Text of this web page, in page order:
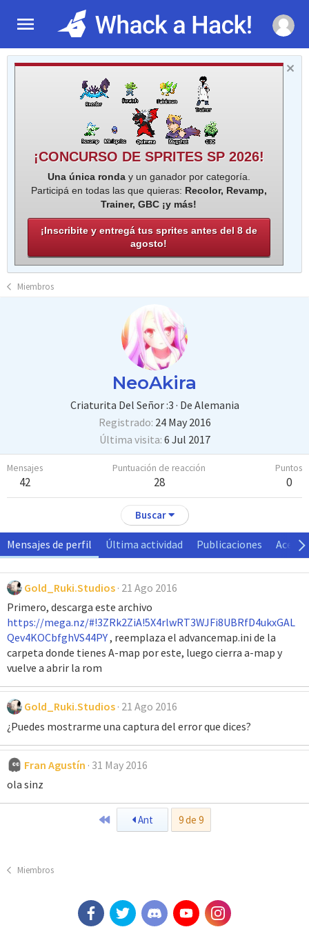
¡CONCURSO DE SPRITES SP 2026!
Una única ronday un ganador por categoría.
Participá en todas las que quieras: Recolor, Revamp,
Trainer, GBC ¡y más!
¡Inscribite y entregá tus sprites antes del 8 de
agosto!
Miembros
NeoAkira
Criaturita Del Señor :3 · De Alemania
Registrado 24 May 2016
Última visita 6 Jul 2017
Mensajes
42
Puntuación de reacción
28
Puntos
0
Buscar
Mensajes de perfil Última actividad Publicaciones Acerca
Gold_Ruki.Studios 21 Ago 2016
Primero, descarga este archivo
https://mega.nz/#!3ZRk2ZiA!5X4rlwRT3WJFi8UBRfD4ukxGAL
Qev4KOCbfghVS44PY, reemplaza el advancemap.ini de la
carpeta donde tienes A-map por este, luego cierra a-map y
vuelve a abrir la rom
Gold_Ruki.Studios 21 Ago 2016
¿Puedes mostrarme una captura del error que dices?
Fran Agustín 31 May 2016
ola sinz
PrimeroAnt 9 de 9
Miembros